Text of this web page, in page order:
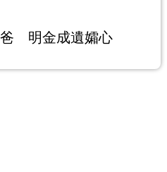
爸 明金成遺孀心